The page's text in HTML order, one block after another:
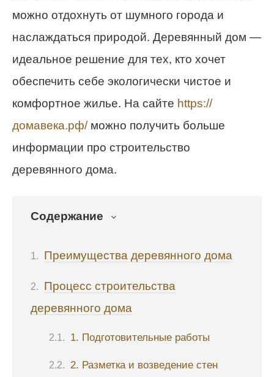
можно отдохнуть от шумного города и
наслаждаться природой. Деревянный дом —
идеальное решение для тех, кто хочет
обеспечить себе экологически чистое и
комфортное жилье. На сайте https://
домавека.рф/можно получить больше
информации про строительство
деревянного дома.
Содержание
Преимущества деревянного дома
Процесс строительства
деревянного дома
1. Подготовительные работы
2. Разметка и возведение стен